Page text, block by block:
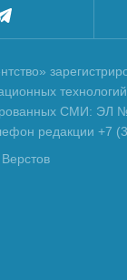
СМИ: ЭЛ
редакции +7